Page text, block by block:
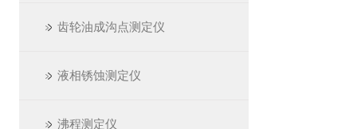
齿轮油成沟点测定仪
液相锈蚀测定仪
沸程测定仪